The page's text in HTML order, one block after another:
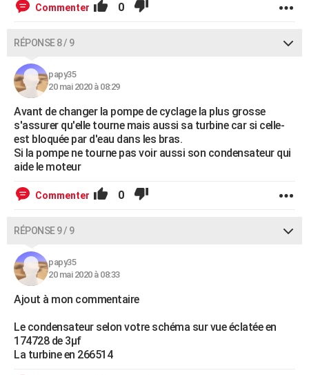
Commenter 0
RÉPONSE 8 / 9
papy35
20 mai 2020 à 08:29
Avant de changer la pompe de cyclage la plus grosse
s'assurer qu'elle tourne mais aussi sa turbine car si celle-
est bloquée par d'eau dans les bras.
Si la pompe ne tourne pas voir aussi son condensateur qui
aide le moteur
Commenter 0
RÉPONSE 9 / 9
papy35
20 mai 2020 à 08:33
Ajout à mon commentaire
Le condensateur selon votre schéma sur vue éclatée en
174728 de 3µf
La turbine en 266514